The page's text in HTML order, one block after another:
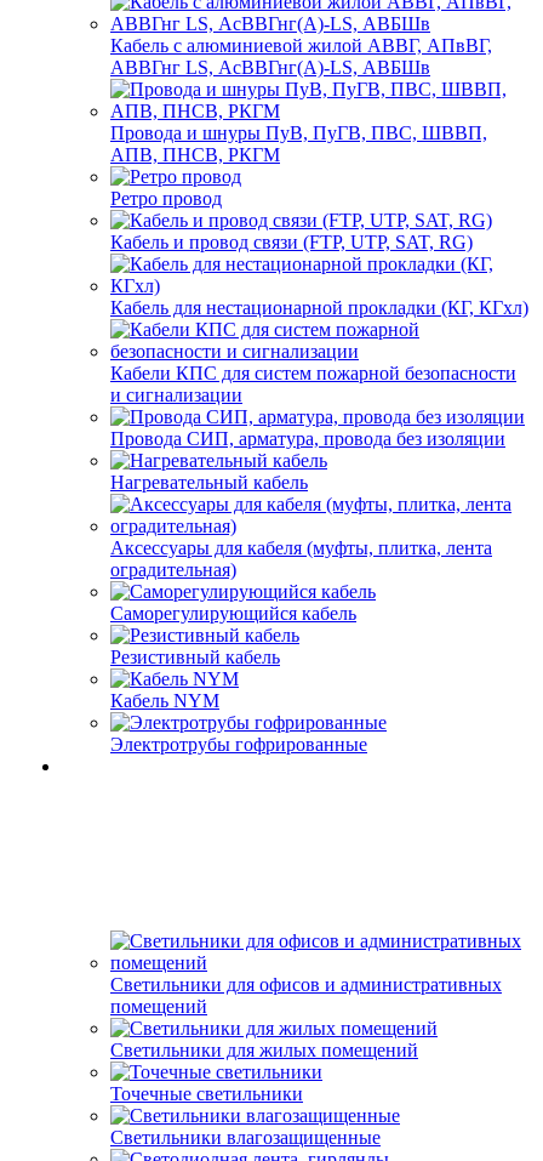
Кабель с алюминиевой жилой АВВГ, АПвВГ,
АВВГнг LS, АсВВГнг(А)-LS, АВБШв
Провода и шнуры ПуВ, ПуГВ, ПВС, ШВВП,
АПВ, ПНСВ, РКГМ
Ретро провод
Кабель и провод связи (FTP, UTP, SAT, RG)
Кабель для нестационарной прокладки (КГ, КГхл)
Кабели КПС для систем пожарной безопасности
и сигнализации
Провода СИП, арматура, провода без изоляции
Нагревательный кабель
Аксессуары для кабеля (муфты, плитка, лента
оградительная)
Саморегулирующийся кабель
Резистивный кабель
Кабель NYM
Электротрубы гофрированные
Светильники для офисов и административных
помещений
Светильники для жилых помещений
Точечные светильники
Светильники влагозащищенные